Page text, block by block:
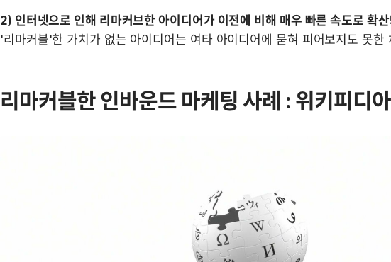
2) 인터넷으로 인해 리마커브한 아이디어가 이전에 비해 매우 빠른 속도로 확
'리마커블'한 가치가 없는 아이디어는 여타 아이디어에 묻혀 피어보지도 못한
리마커블한 인바운드 마케팅 사례 : 위키피디아